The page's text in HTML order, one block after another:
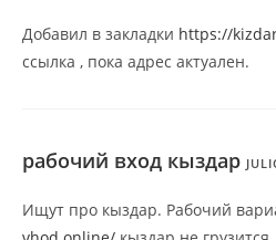
Добавил в закладки https://
ссылка , пока адрес актуален.
рабочий вход кыздар
Ищут про кыздар. Рабочий